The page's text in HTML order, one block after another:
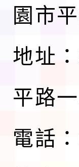
園市
地址
平路
電話